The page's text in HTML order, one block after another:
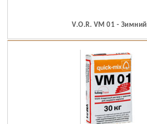
V.O.R. VM 01 - Зимний